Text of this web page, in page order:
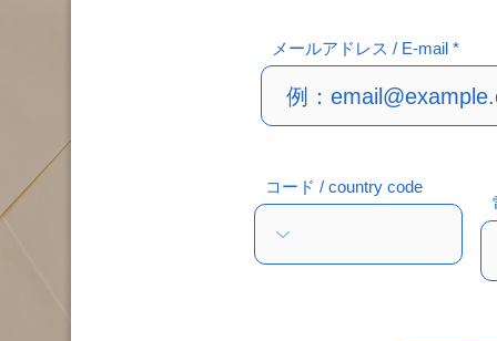
メールアドレス / E-mail
コード / country code